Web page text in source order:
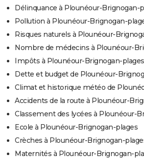
Délinquance à Plounéour-Brignogan-
Pollution à Plounéour-Brignogan-
Risques naturels à Plounéour-
Nombre de médecins à Plounéour-
Impôts à Plounéour-Brignogan-plages
Dette et budget de Plounéour-
Climat et historique météo de
Accidents de la route à Plounéour-
Classement des lycées à Plounéour-
Ecole à Plounéour-Brignogan-plages
Crèches à Plounéour-Brignogan-
Maternités à Plounéour-Brignogan-